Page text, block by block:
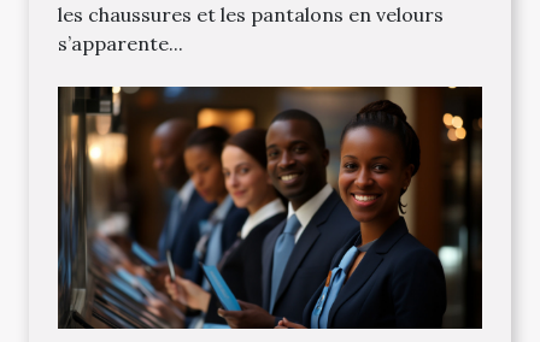
les chaussures et les pantalons en velours
s’apparente...